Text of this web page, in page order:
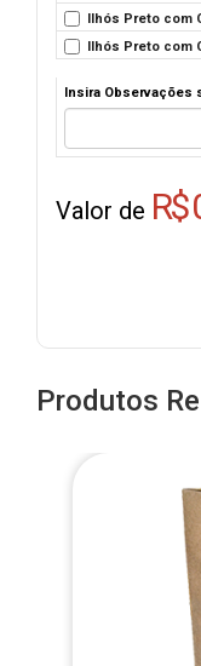
Ilhós Preto com
Ilhós Preto com
Insira Observações
Valor de R$
Produtos